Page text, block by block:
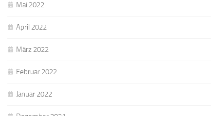
Mai 2022
April 2022
März 2022
Februar 2022
Januar 2022